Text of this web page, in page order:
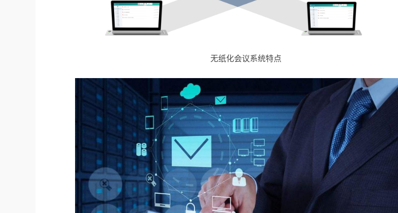
无纸化会议系统特点